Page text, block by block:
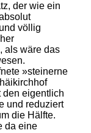
der wie ein
völlig
als wäre das
»steinerne
den eigentlich
und reduziert
die Hälfte.
da eine